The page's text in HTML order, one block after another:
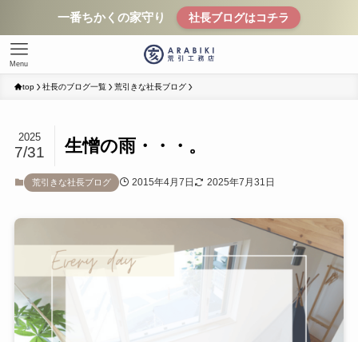
一番ちかくの家守り 社長ブログはコチラ
Menu
top 社長のブログ一覧 荒引きな社長ブログ
生憎の雨・・・。
2025
7/31
荒引きな社長ブログ 2015年4月7日 2025年7月31日